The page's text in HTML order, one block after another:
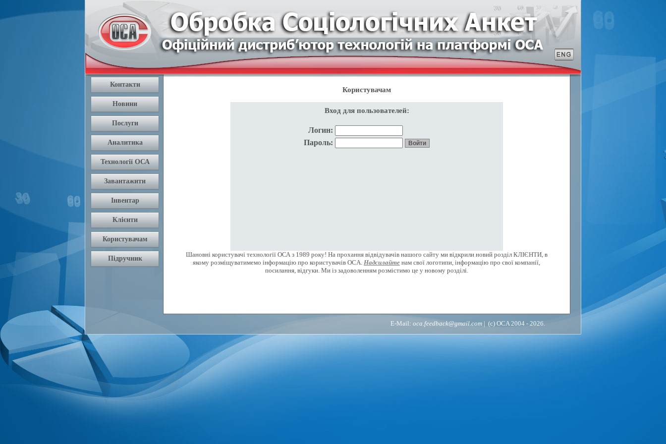
Користувачам
Шановні користувачі технології ОСА з 1989 року! На прохання відвідувачів нашого сайту ми відкрили новий розділ КЛІЄНТИ, в
якому розміщуватимемо інформацію про користувачів OCA. Надсилайте нам свої логотипи, інформацію про свої компанії,
посилання, відгуки. Ми із задоволенням розмістимо це у новому розділі.
E-Mail: oca.feedback@gmail.com | (c) OCA 2004 - 2026.